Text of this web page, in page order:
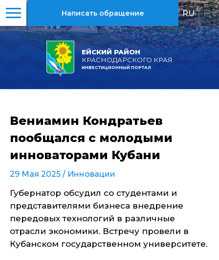
ЕЙСКИЙ РАЙОН
КРАСНОДАРСКОГО КРАЯ
ИНВЕСТИЦИОННЫЙ ПОРТАЛ
Написать обращение RU | EN
Вениамин Кондратьев
пообщался с молодыми
инноваторами Кубани
29 Мая 2025 / Инновации
Губернатор обсудил со студентами и
представителями бизнеса внедрение
передовых технологий в различные
отрасли экономики. Встречу провели в
Кубанском государственном университете.